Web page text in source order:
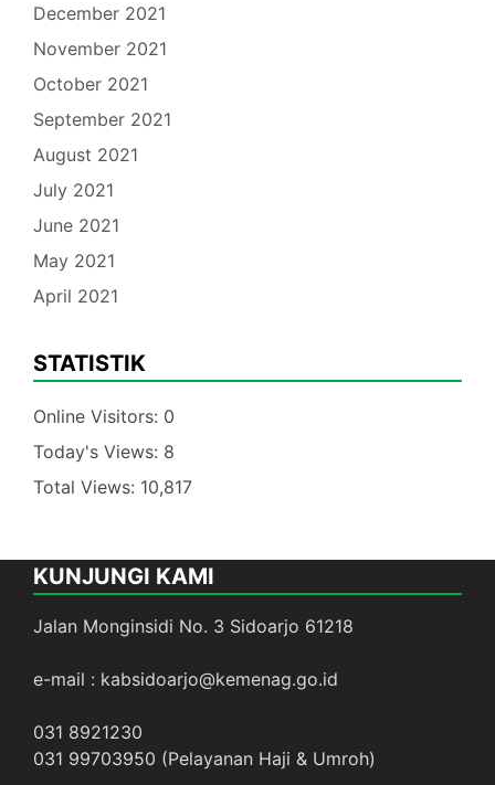
December 2021
November 2021
October 2021
September 2021
August 2021
July 2021
June 2021
May 2021
April 2021
STATISTIK
Online Visitors: 0
Today's Views: 8
Total Views: 10,817
KUNJUNGI KAMI
Jalan Monginsidi No. 3 Sidoarjo 61218
e-mail : kabsidoarjo@kemenag.go.id
031 8921230
031 99703950 (Pelayanan Haji & Umroh)